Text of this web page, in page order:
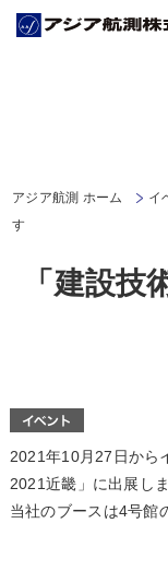
アジア航測 ホーム イ
す
「建設技
2021年10月27日から
2021近畿」に出展しま
当社のブースは4号館